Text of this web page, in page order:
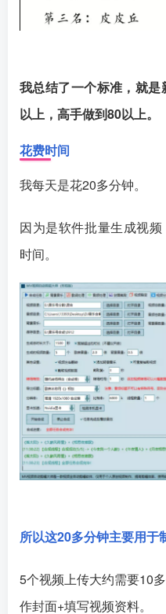
我总结了一个标准，就
以上，高手做到80以上。
花费时间
我每天是花20多分钟。
因为是软件批量生成视
时间。
所以这20多分钟主要用于
5个视频上传大约需要10
作封面+填写视频资料。